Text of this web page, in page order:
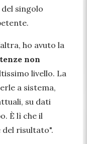
singolo
ho avuto la
non
livello. La
a sistema,
su dati
È lì che il
risultato".